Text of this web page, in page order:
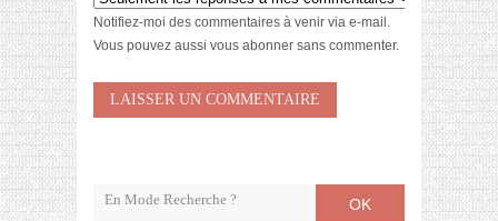
Notifiez-moi des commentaires à venir via e-mail.
Vous pouvez aussi vous abonner sans commenter.
OK